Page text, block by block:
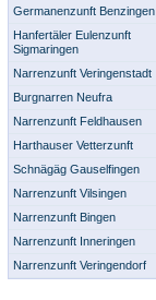
Germanenzunft Benzingen
Hanfertäler Eulenzunft
Sigmaringen
Narrenzunft Veringenstadt
Burgnarren Neufra
Narrenzunft Feldhausen
Harthauser Vetterzunft
Schnägäg Gauselfingen
Narrenzunft Vilsingen
Narrenzunft Bingen
Narrenzunft Inneringen
Narrenzunft Veringendorf